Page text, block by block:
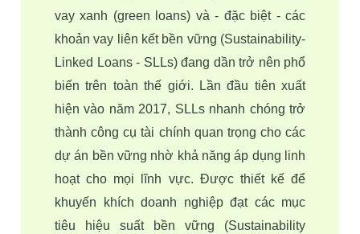
khoản vay liên kết bền vững (Sustainability-
Linked Loans - SLLs) đang dần trở nên phổ
biến trên toàn thế giới. Lần đầu tiên xuất
hiện vào năm 2017, SLLs nhanh chóng trở
thành công cụ tài chính quan trọng cho các
dự án bền vững nhờ khả năng áp dụng linh
hoạt cho mọi lĩnh vực. Được thiết kế để
khuyến khích doanh nghiệp đạt các mục
tiêu hiệu suất bền vững (Sustainability